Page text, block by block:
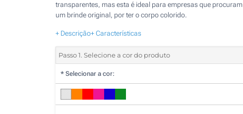
transparentes, mas esta é ideal para empresas que procuram
um brinde original, por ter o corpo colorido.
+ Descrição+ Características
Passo 1. Selecione a cor do produto
* Selecionar a cor: